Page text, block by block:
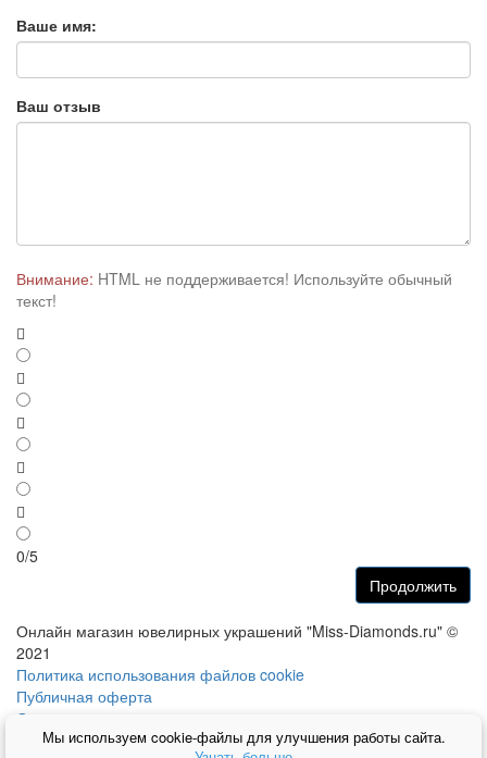
Ваше имя:
Ваш отзыв
Внимание: HTML не поддерживается! Используйте обычный
текст!
0/5
Продолжить
Онлайн магазин ювелирных украшений "Miss-Diamonds.ru" ©
2021
Политика использования файлов cookie
Публичная оферта
О нас
Информация о доставке
Мы используем cookie-файлы для улучшения работы сайта.